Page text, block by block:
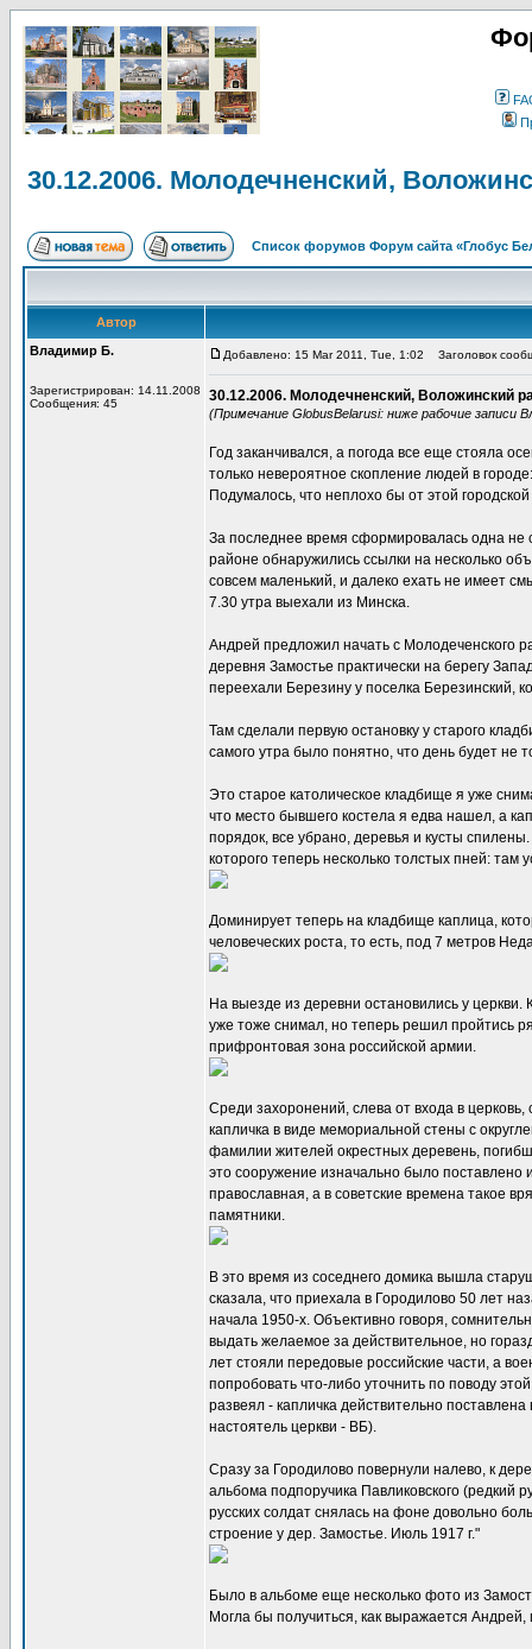
30.12.2006. Молодечненский,
Список форумов Форум сайта «Глобус
Автор
Владимир Б.
Зарегистрирован: 14.11.2008
Сообщения: 45
Добавлено: 15 Mar 2011, Tue, 1:02 Заголовок
30.12.2006. Молодечненский, Воложинский
(Примечание GlobusBelarusi: ниже рабочие записи
Год заканчивался, а погода все еще стояла
только невероятное скопление людей в
Подумалось, что неплохо бы от этой
За последнее время сформировалась одна
районе обнаружились ссылки на несколько
совсем маленький, и далеко ехать не имеет
7.30 утра выехали из Минска.
Андрей предложил начать с Молодеченского
деревня Замостье практически на берегу
переехали Березину у поселка Березинский,
Там сделали первую остановку у старого
самого утра было понятно, что день будет не
Это старое католическое кладбище я уже
что место бывшего костела я едва нашел, а
порядок, все убрано, деревья и кусты
которого теперь несколько толстых пней:
Доминирует теперь на кладбище каплица,
человеческих роста, то есть, под 7 метров
На выезде из деревни остановились у
уже тоже снимал, но теперь решил пройтись
прифронтовая зона российской армии.
Среди захоронений, слева от входа в
капличка в виде мемориальной стены с
фамилии жителей окрестных деревень,
это сооружение изначально было
православная, а в советские времена такое
памятники.
В это время из соседнего домика вышла
сказала, что приехала в Городилово 50 лет
начала 1950-х. Объективно говоря,
выдать желаемое за действительное, но
лет стояли передовые российские части, а
попробовать что-либо уточнить по поводу
развеял - капличка действительно
настоятель церкви - ВБ).
Сразу за Городилово повернули налево, к
альбома подпоручика Павликовского
русских солдат снялась на фоне довольно
строение у дер. Замостье. Июль 1917 г."
Было в альбоме еще несколько фото из
Могла бы получиться, как выражается